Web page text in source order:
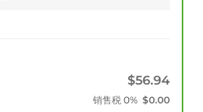
$56.94
销售税 0% $0.00